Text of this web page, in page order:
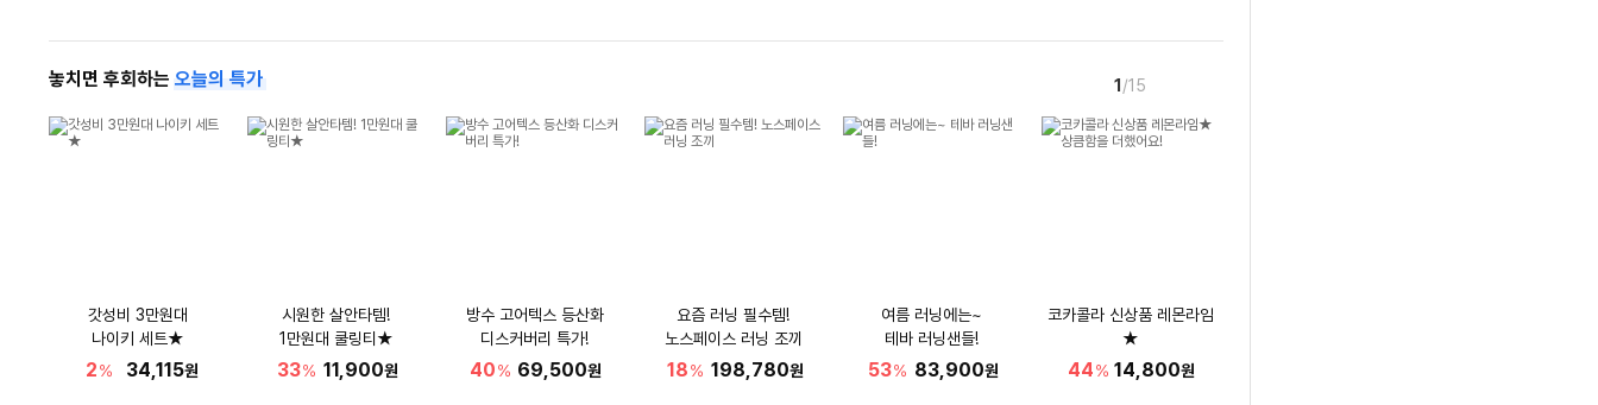
놓치면 후회하는 오늘의 특가 1 /15
갓성비 3만원대
나이키 세트★
2% 34,115원
시원한 살안타템!
1만원대 쿨링티★
33% 11,900원
방수 고어텍스 등산화
디스커버리 특가!
40% 69,500원
요즘 러닝 필수템!
노스페이스 러닝 조끼
18% 198,780원
여름 러닝에는~
테바 러닝샌들!
53% 83,900원
코카콜라 신상품 레몬라임
★
상큼함을 더했어요!
44% 14,800원